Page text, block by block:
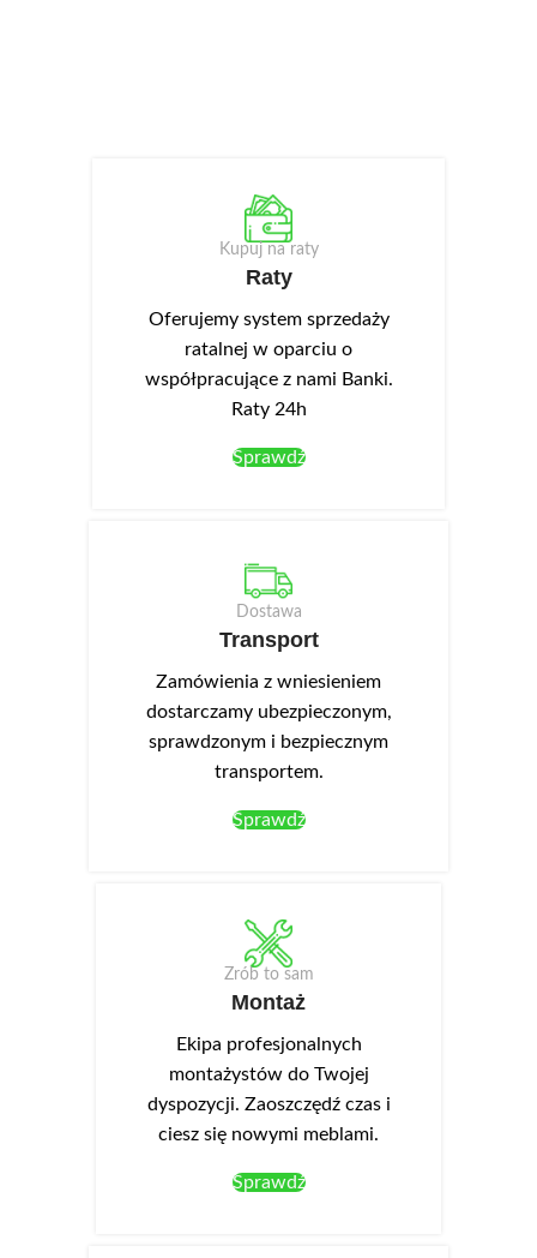
Kupuj na raty
Raty
Oferujemy system sprzedaży
ratalnej w oparciu o
współpracujące z nami Banki.
Raty 24h
Sprawdź
Dostawa
Transport
Zamówienia z wniesieniem
dostarczamy ubezpieczonym,
sprawdzonym i bezpiecznym
transportem.
Sprawdź
Zrób to sam
Montaż
Ekipa profesjonalnych
montażystów do Twojej
dyspozycji. Zaoszczędź czas i
ciesz się nowymi meblami.
Sprawdź